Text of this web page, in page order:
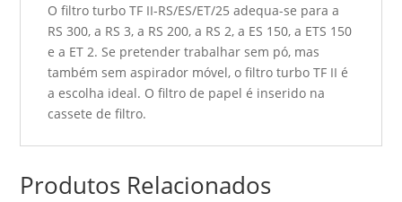
O filtro turbo TF II-RS/ES/ET/25 adequa-se para a
RS 300, a RS 3, a RS 200, a RS 2, a ES 150, a ETS 150
e a ET 2. Se pretender trabalhar sem pó, mas
também sem aspirador móvel, o filtro turbo TF II é
a escolha ideal. O filtro de papel é inserido na
cassete de filtro.
Produtos Relacionados